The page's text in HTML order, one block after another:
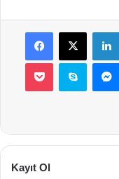
Facebook
X
Pocket Skype
Kayıt Ol